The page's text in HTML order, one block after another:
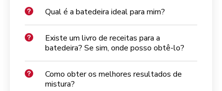
Qual é a batedeira ideal para mim?
Existe um livro de receitas para a
batedeira? Se sim, onde posso obtê-lo?
Como obter os melhores resultados de
mistura?